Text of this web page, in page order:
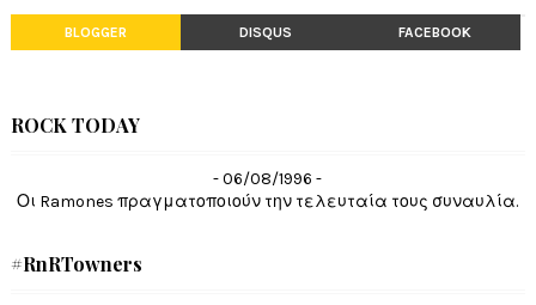
BLOGGER DISQUS FACEBOOK
ROCK TODAY
- 06/08/1996 -
Οι Ramones πραγματοποιούν την τελευταία τους συναυλία.
#RnRTowners